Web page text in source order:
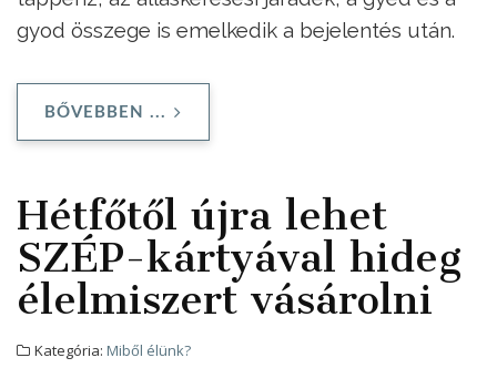
gyod összege is emelkedik a bejelentés után.
BŐVEBBEN ...
Hétfőtől újra lehet
SZÉP-kártyával hideg
élelmiszert vásárolni
Kategória: Miből élünk?